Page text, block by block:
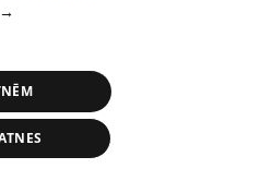
bet uzpirkšanas